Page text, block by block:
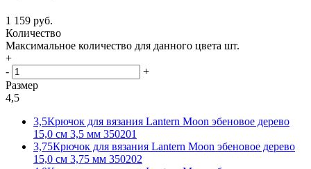
1 159 руб.
Количество
Максимальное количество для данного цвета шт.
+
-
+
Размер
4,5
3,5Крючок для вязания Lantern Moon эбеновое дерево
15,0 см 3,5 мм 350201
3,75Крючок для вязания Lantern Moon эбеновое дерево
15,0 см 3,75 мм 350202